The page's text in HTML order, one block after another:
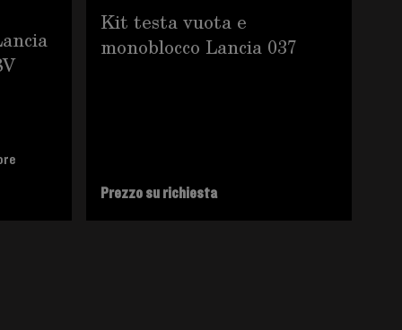
Kit testa vuota e
monoblocco Lancia 037
Prezzo su richiesta